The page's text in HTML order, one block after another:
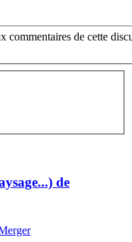
commentaires de cette
de